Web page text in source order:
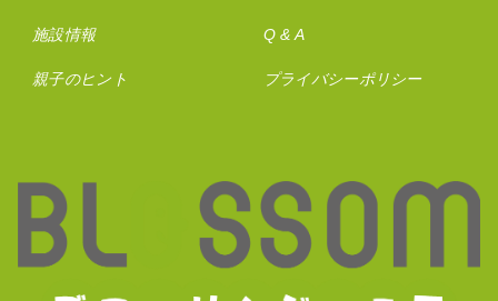
施設情報 Q & A
親子のヒント プライバシーポリシー